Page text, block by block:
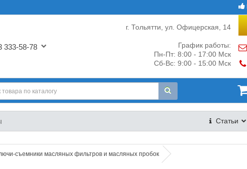
333-58-78
г. Тольятти, ул. Офицерская, 14
График работы:
Пн-Пт: 8:00 - 17:00 Мск
Сб-Вс: 9:00 - 15:00 Мск
Статьи
съемники масляных фильтров и масляных пробок